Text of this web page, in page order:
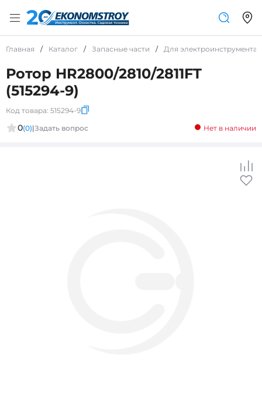
Главная / Каталог / Запасные части / Для электроинструмента
Ротор HR2800/2810/2811FT
(515294-9)
Код товара: 515294-9
0(0)|Задать вопрос Нет в наличии